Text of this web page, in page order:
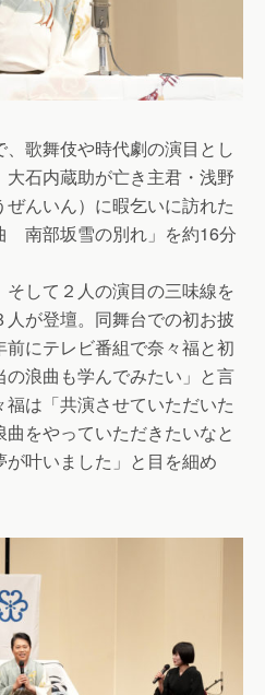
歌舞伎や時代劇の演目とし
石内蔵助が亡き主君・浅野
んいん）に暇乞いに訪れた
南部坂雪の別れ」を約16分
して２人の演目の三味線を
が登壇。同舞台での初お披
にテレビ番組で奈々福と初
浪曲も学んでみたい」と言
は「共演させていただいた
をやっていただきたいなと
叶いました」と目を細め